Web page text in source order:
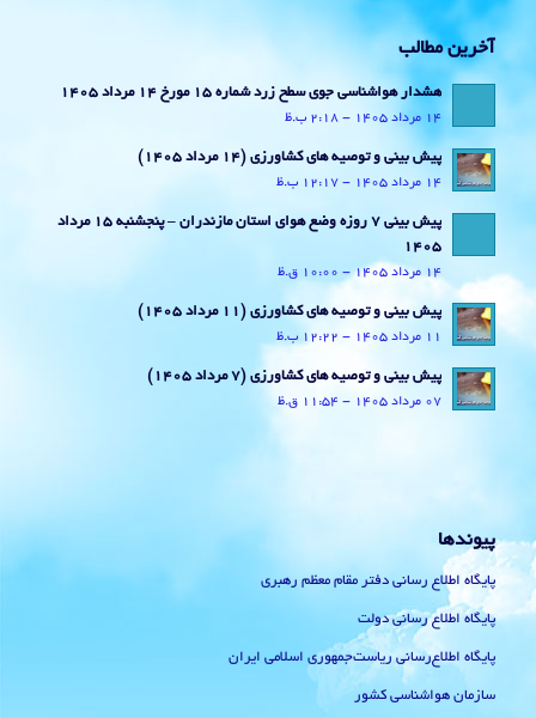
آخرین مطالب
هشدار هواشناسی جوی سطح زرد شماره 15 مورخ 14 مرداد 1405
14 مرداد 1405 - 2:18 ب.ظ
پیش بینی و توصیه های کشاورزی (14 مرداد ۱۴۰۵)
14 مرداد 1405 - 12:17 ب.ظ
پیش بینی 7 روزه وضع هوای استان مازندران – پنجشنبه 15 مرداد
1405
14 مرداد 1405 - 10:00 ق.ظ
پیش بینی و توصیه های کشاورزی (11 مرداد ۱۴۰۵)
11 مرداد 1405 - 12:22 ب.ظ
پیش بینی و توصیه های کشاورزی (7 مرداد ۱۴۰۵)
07 مرداد 1405 - 11:54 ق.ظ
پیوندها
پایگاه اطلاع رسانی دفتر مقام معظم رهبری
پایگاه اطلاع رسانی دولت
پایگاه اطلاع‌رسانی ریاست‌جمهوری اسلامی ایران
سازمان هواشناسی کشور